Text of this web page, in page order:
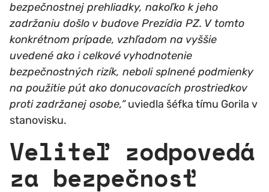
bezpečnostnej prehliadky, nakoľko k jeho
zadržaniu došlo v budove Prezídia PZ. V tomto
konkrétnom prípade, vzhľadom na vyššie
uvedené ako i celkové vyhodnotenie
bezpečnostných rizík, neboli splnené podmienky
na použitie pút ako donucovacích prostriedkov
proti zadržanej osobe,“uviedla šéfka tímu Gorila v
stanovisku.
Veliteľ zodpovedá
za bezpečnosť